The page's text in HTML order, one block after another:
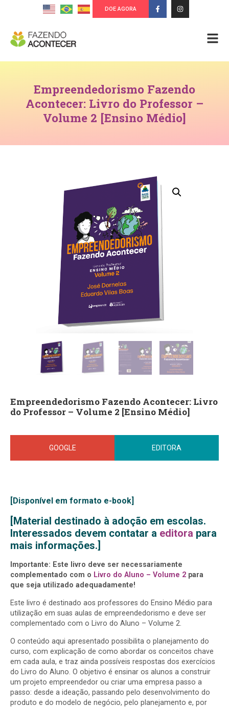
DOE AGORA
Empreendedorismo Fazendo
Acontecer: Livro do Professor –
Volume 2 [Ensino Médio]
Empreendedorismo Fazendo Acontecer: Livro
do Professor – Volume 2 [Ensino Médio]
GOOGLE EDITORA
[Disponível em formato e-book]
[Material destinado à adoção em escolas.
Interessados devem contatar a editora para
mais informações.]
Importante: Este livro deve ser necessariamente
complementado com o Livro do Aluno – Volume 2 para
que seja utilizado adequadamente!
Este livro é destinado aos professores do Ensino Médio para
utilização em suas aulas de empreendedorismo e deve ser
complementado com o Livro do Aluno – Volume 2.
O conteúdo aqui apresentado possibilita o planejamento do
curso, com explicação de como abordar os conceitos chave
em cada aula, e traz ainda possíveis respostas dos exercícios
do Livro do Aluno. O objetivo é ensinar os alunos a construir
um projeto empreendedor ou criar uma empresa passo a
passo: desde a ideação, passando pelo desenvolvimento do
produto e do modelo de negócio, pelo planejamento e, por